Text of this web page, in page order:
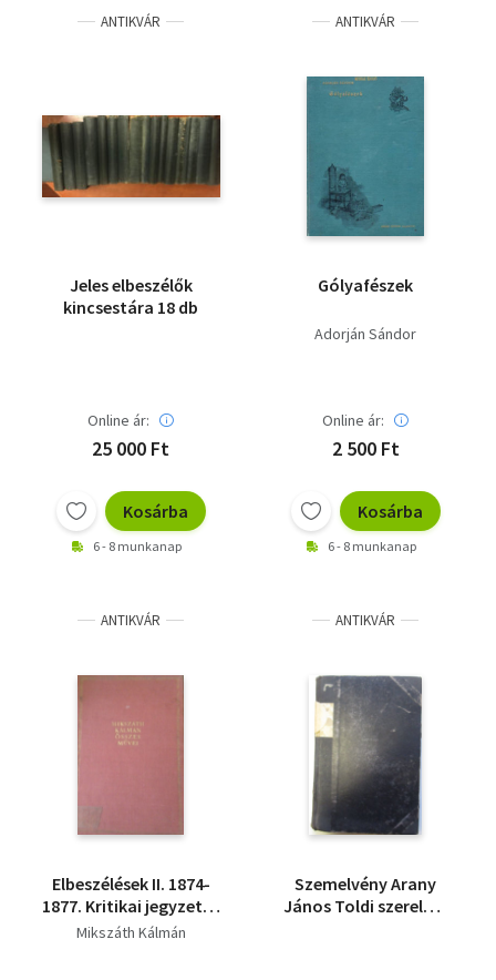
ANTIKVÁR
Jeles elbeszélők
kincsestára 18 db
Online ár:
25 000 Ft
Kosárba
6 - 8 munkanap
ANTIKVÁR
Gólyafészek
Adorján Sándor
Online ár:
2 500 Ft
Kosárba
6 - 8 munkanap
ANTIKVÁR
Elbeszélések II. 1874-
1877. Kritikai jegyzetek
nélkül.
Mikszáth Kálmán
ANTIKVÁR
Szemelvény Arany
János Toldi szerelme